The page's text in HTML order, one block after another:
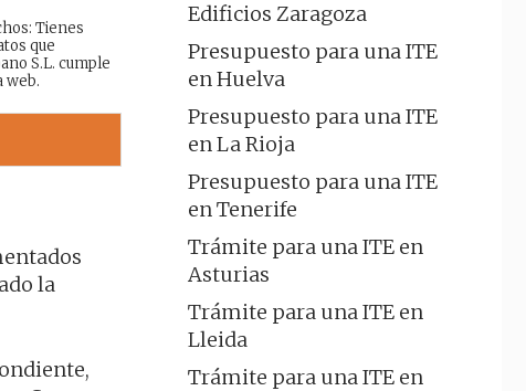
Tienes
que
S.L. cumple
web.
la
Edificios Zaragoza
Presupuesto para una ITE
en Huelva
Presupuesto para una ITE
en La Rioja
Presupuesto para una ITE
en Tenerife
Trámite para una ITE en
Asturias
Trámite para una ITE en
Lleida
Trámite para una ITE en